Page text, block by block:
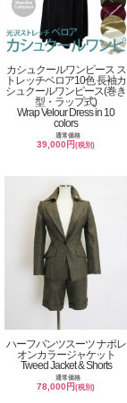
カシュクールワンピース ス
トレッチベロア10色 長袖カ
シュクールワンピース(巻き
型・ラップ式)
Wrap Velour Dress in 10
colors
通常価格
39,000円(税別)
ハーフパンツスーツ ナポレ
オンカラージャケット
Tweed Jacket & Shorts
通常価格
78,000円(税別)